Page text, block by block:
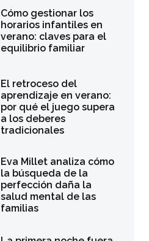
Cómo gestionar los
horarios infantiles en
verano: claves para el
equilibrio familiar
El retroceso del
aprendizaje en verano:
por qué el juego supera
a los deberes
tradicionales
Eva Millet analiza cómo
la búsqueda de la
perfección daña la
salud mental de las
familias